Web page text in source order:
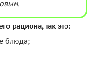
рациона, так это:
блюда;